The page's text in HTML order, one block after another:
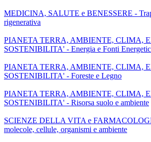
MEDICINA, SALUTE e BENESSERE -
rigenerativa
PIANETA TERRA, AMBIENTE, CLIMA,
SOSTENIBILITA' - Energia e Fonti
PIANETA TERRA, AMBIENTE, CLIMA,
SOSTENIBILITA' - Foreste e Legno
PIANETA TERRA, AMBIENTE, CLIMA,
SOSTENIBILITA' - Risorsa suolo e ambiente
SCIENZE DELLA VITA e
molecole, cellule, organismi e ambiente